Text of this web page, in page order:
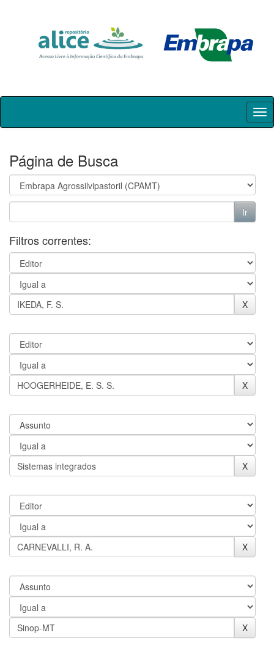
Skip
Página de Busca
Filtros correntes: